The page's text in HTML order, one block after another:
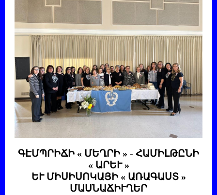
ԳԷՄՊՐԻՃԻ « ՄԵՂՐԻ » - ՀԱՄԻԼԹԸՆԻ
« ԱՐԵՒ »
ԵՒ ՄԻՍԻՍՈԿԱՅԻ « ԱՌԱԳԱՍՏ »
ՄԱՍՆԱՃԻՒՂԵՐ